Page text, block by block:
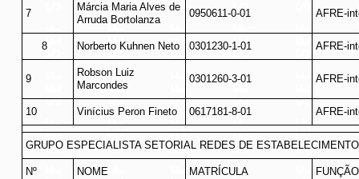
7
Márcia Maria Alves de
Arruda Bortolanza
0950611-0-01 AFRE-
8 Norberto Kuhnen Neto 0301230-1-01 AFRE-
9
Robson Luiz
Marcondes
0301260-3-01 AFRE-
10 Vinícius Peron Fineto 0617181-8-01 AFRE-
GRUPO ESPECIALISTA SETORIAL REDES DE
Nº NOME MATRÍCULA FUNÇÃO